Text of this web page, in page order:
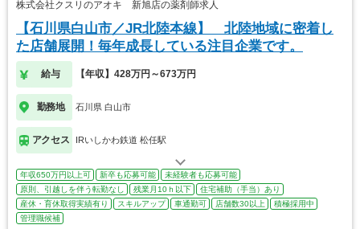
株式会社クスリのアオキ 新旭店の薬剤師求人
【石川県白山市／JR北陸本線】 北陸地域に密着し
た店舗展開！毎年成長している注目企業です。
給与 【年収】428万円～673万円
勤務地 石川県 白山市
アクセス IRいしかわ鉄道 松任駅
年収650万円以上可 新卒も応募可能
未経験者も応募可能
原則、引越しを伴う転勤なし
残業月10ｈ以下
住宅補助（手当）あり
産休・育休取得実績有り
スキルアップ 車通勤可 店舗数30以上
積極採用中
管理職候補